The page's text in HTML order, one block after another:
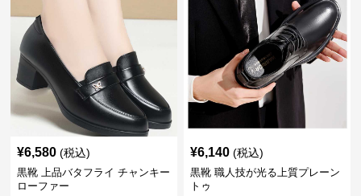
¥6,580 (税込)
黒靴 上品バタフライ チャンキー
ローファー
¥6,140 (税込)
黒靴 職人技が光る上質プレーン
トゥ